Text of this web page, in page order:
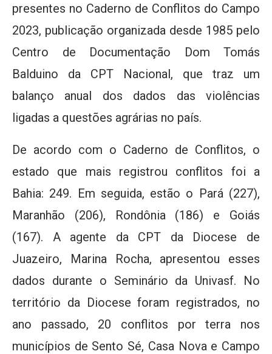
presentes no Caderno de Conflitos do Campo
2023, publicação organizada desde 1985 pelo
Centro de Documentação Dom Tomás
Balduino da CPT Nacional, que traz um
balanço anual dos dados das violências
ligadas a questões agrárias no país.
De acordo com o Caderno de Conflitos, o
estado que mais registrou conflitos foi a
Bahia: 249. Em seguida, estão o Pará (227),
Maranhão (206), Rondônia (186) e Goiás
(167). A agente da CPT da Diocese de
Juazeiro, Marina Rocha, apresentou esses
dados durante o Seminário da Univasf. No
território da Diocese foram registrados, no
ano passado, 20 conflitos por terra nos
municípios de Sento Sé, Casa Nova e Campo